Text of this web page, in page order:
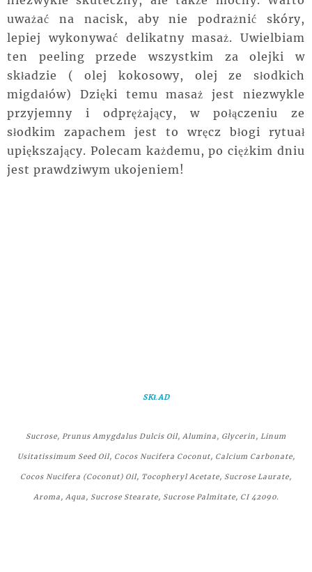
uważać na nacisk, aby nie podrażnić skóry,
lepiej wykonywać delikatny masaż. Uwielbiam
ten peeling przede wszystkim za olejki w
składzie ( olej kokosowy, olej ze słodkich
migdałów) Dzięki temu masaż jest niezwykle
przyjemny i odprężający, w połączeniu ze
słodkim zapachem jest to wręcz błogi rytuał
upiększający. Polecam każdemu, po ciężkim dniu
jest prawdziwym ukojeniem!
SKŁAD
Sucrose, Prunus Amygdalus Dulcis Oil, Alumina, Glycerin, Linum
Usitatissimum Seed Oil, Cocos Nucifera Coconut, Calcium Carbonate,
Cocos Nucifera (Coconut) Oil, Tocopheryl Acetate, Sucrose Laurate,
Aroma, Aqua, Sucrose Stearate, Sucrose Palmitate, CI 42090.